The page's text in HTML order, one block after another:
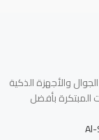
والأجهزة الذكية
المبتكرة بأفضل